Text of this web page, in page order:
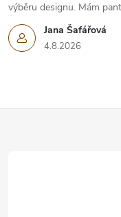
Jana Šafářová
4.8.2026
výběru designu. Mám